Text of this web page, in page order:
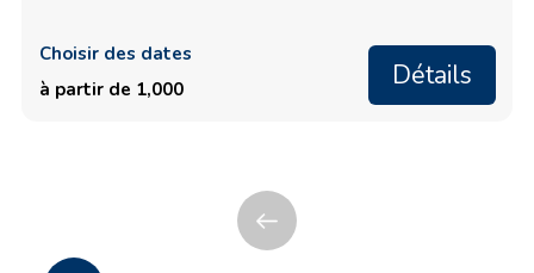
Choisir des dates
à partir de 1,000
Détails